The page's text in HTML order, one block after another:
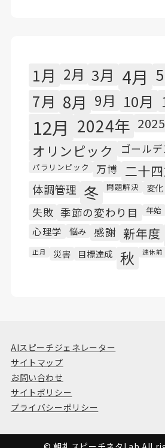
1月 2月 3月 4月
7月 8月 9月 10月
12月 2024年
オリンピック ゴール
パラリンピック 万博 二十
体調管理 冬 問題解決 変化
失敗 季節の変わり目 年始
心理学 悩み 感謝 新年度
正月 災害 目標達成 秋 連休前
AIスピーチジェネレーター
サイトマップ
お問い合わせ
サイトポリシー
プライバシーポリシー